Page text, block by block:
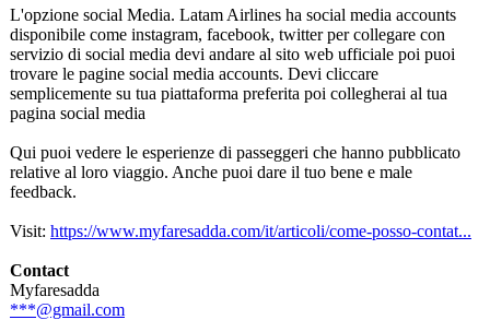
L'opzione social Media. Latam Airlines ha social media accounts
disponibile come instagram, facebook, twitter per collegare con
servizio di social media devi andare al sito web ufficiale poi puoi
trovare le pagine social media accounts. Devi cliccare
semplicemente su tua piattaforma preferita poi collegherai al tua
pagina social media
Qui puoi vedere le esperienze di passeggeri che hanno pubblicato
relative al loro viaggio. Anche puoi dare il tuo bene e male
feedback.
Visit: https://www.myfaresadda.com/it/articoli/come-posso-contat...
Contact
Myfaresadda
***@gmail.com